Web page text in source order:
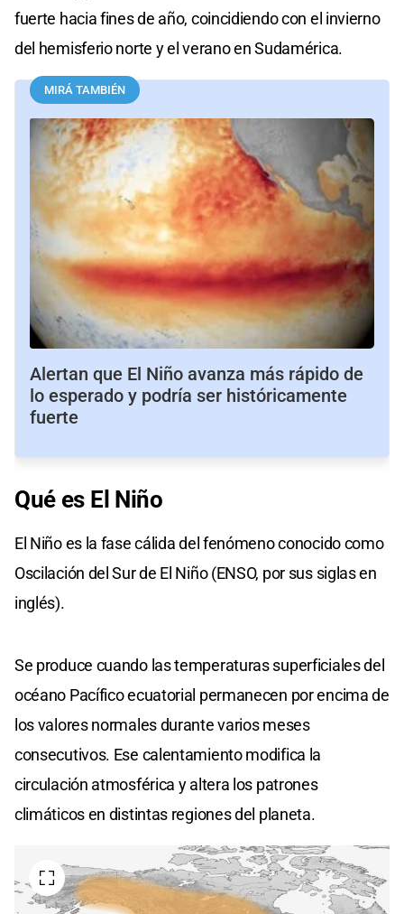
fuerte hacia fines de año, coincidiendo con el invierno
del hemisferio norte y el verano en Sudamérica.
MIRÁ TAMBIÉN
Alertan que El Niño avanza más rápido de
lo esperado y podría ser históricamente
fuerte
Qué es El Niño
El Niño es la fase cálida del fenómeno conocido como
Oscilación del Sur de El Niño (ENSO, por sus siglas en
inglés).
Se produce cuando las temperaturas superficiales del
océano Pacífico ecuatorial permanecen por encima de
los valores normales durante varios meses
consecutivos. Ese calentamiento modifica la
circulación atmosférica y altera los patrones
climáticos en distintas regiones del planeta.